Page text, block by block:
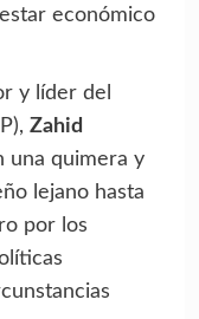
económico
y líder del
Zahid
una quimera y
lejano hasta
por los